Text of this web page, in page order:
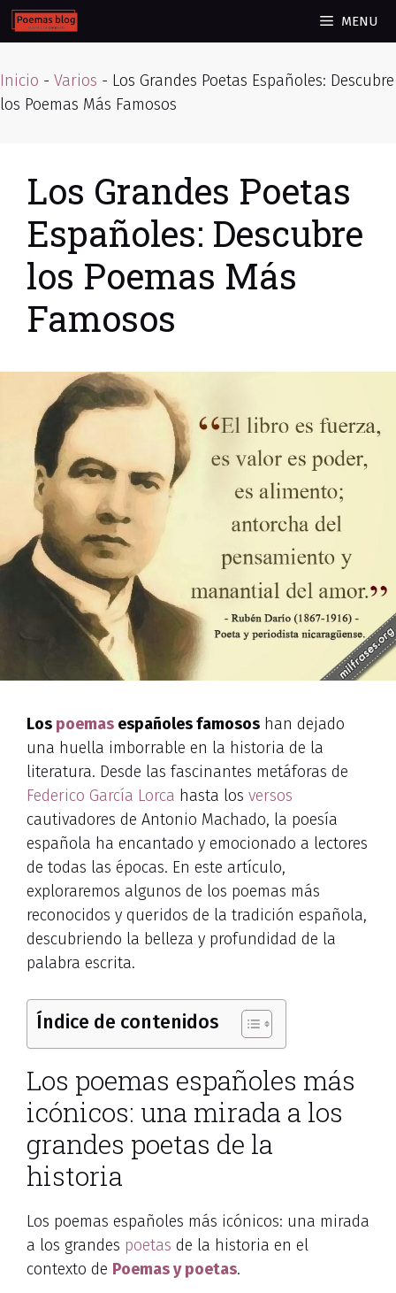
Skip
to
MENU
Inicio - Varios - Los Grandes Poetas Españoles: Descubre
los Poemas Más Famosos
Los Grandes Poetas
Españoles: Descubre
los Poemas Más
Famosos
Los poemas españoles famosos han dejado
una huella imborrable en la historia de la
literatura. Desde las fascinantes metáforas de
Federico García Lorca hasta los versos
cautivadores de Antonio Machado, la poesía
española ha encantado y emocionado a lectores
de todas las épocas. En este artículo,
exploraremos algunos de los poemas más
reconocidos y queridos de la tradición española,
descubriendo la belleza y profundidad de la
palabra escrita.
Índice de contenidos
Los poemas españoles más
icónicos: una mirada a los
grandes poetas de la
historia
Los poemas españoles más icónicos: una mirada
a los grandes poetas de la historia en el
contexto de Poemas y poetas.